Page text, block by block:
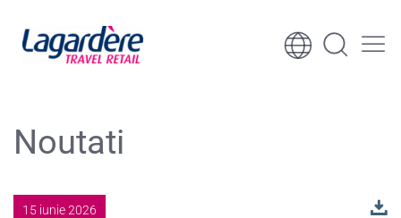
Sari la conținut
Noutati
15 iunie 2026